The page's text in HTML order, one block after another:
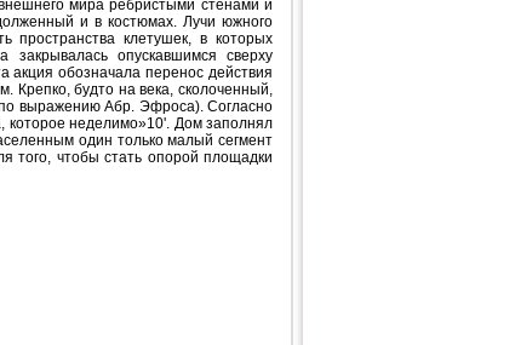
мира ребристыми стенами и
и в костюмах. Лучи южного
пространства клетушек, в которых
закрывалась опускавшимся сверху
обозначала перенос действия
Крепко, будто на века, сколоченный,
выражению Абр. Эфроса). Согласно
которое неделимо»10'. Дом заполнял
один только малый сегмент
того, чтобы стать опорой площадки